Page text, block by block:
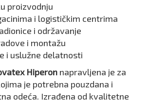
proizvodnju
i logističkim centrima
i održavanje
i montažu
i uslužne delatnosti
Hiperon napravljena je za
je potrebna pouzdana i
odeća. Izrađena od kvalitetne